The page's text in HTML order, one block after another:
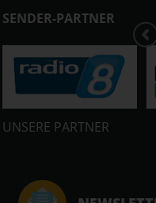
SENDER-PARTNER
UNSERE PARTNER